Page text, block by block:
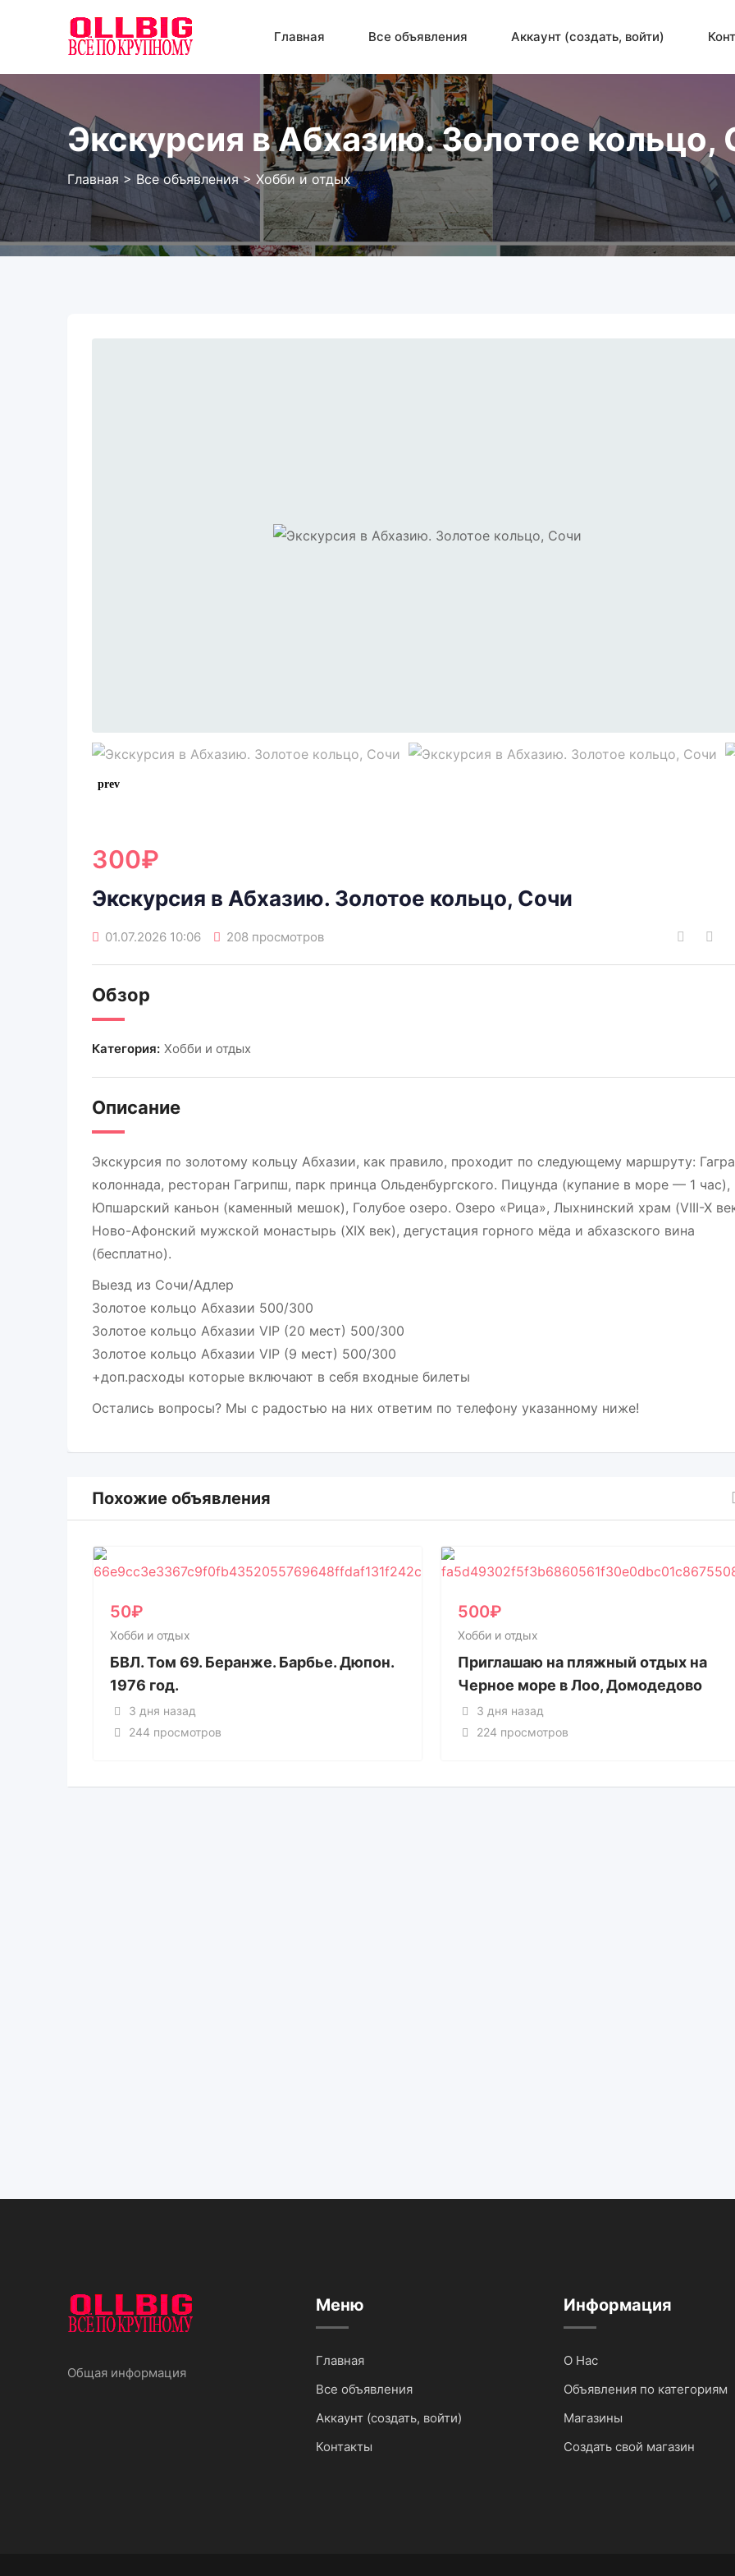
содержанию
Главная Все объявления Аккаунт (создать, войти)
Экскурсия в Абхазию. Золотое кольцо,
Главная > Все объявления> Хобби и отдых
300₽
Экскурсия в Абхазию. Золотое кольцо, Сочи
01.07.2026 10:06 208 просмотров
Обзор
Категория: Хобби и отдых
Описание
Экскурсия по золотому кольцу Абхазии, как правило, проходит по следующему маршруту: Гагра
колоннада, ресторан Гагрипш, парк принца Ольденбургского. Пицунда (купание в море — 1 час),
Юпшарский каньон (каменный мешок), Голубое озеро. Озеро «Рица», Лыхнинский храм (VIII-X
Ново-Афонский мужской монастырь (XIX век), дегустация горного мёда и абхазского вина
(бесплатно).
Выезд из Сочи/Адлер
Золотое кольцо Абхазии 500/300
Золотое кольцо Абхазии VIP (20 мест) 500/300
Золотое кольцо Абхазии VIP (9 мест) 500/300
+доп.расходы которые включают в себя входные билеты
Остались вопросы? Мы с радостью на них ответим по телефону указанному ниже!
Похожие объявления
50₽
Хобби и отдых
БВЛ. Том 69. Беранже. Барбье. Дюпон.
1976 год.
3 дня назад
244 просмотров
500₽
Хобби и отдых
Приглашаю на пляжный отдых на
Черное море в Лоо, Домодедово
3 дня назад
224 просмотров
Общая информация
Меню
Главная
Все объявления
Аккаунт (создать, войти)
Контакты
Информация
О Нас
Объявления по категориям
Магазины
Создать свой магазин